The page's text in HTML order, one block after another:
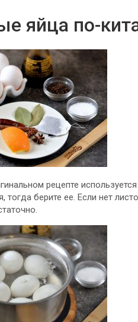
яйца по-
рецепте
берите ее. Если нет